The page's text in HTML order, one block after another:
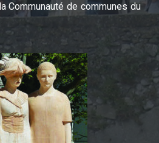
Communauté de communes du